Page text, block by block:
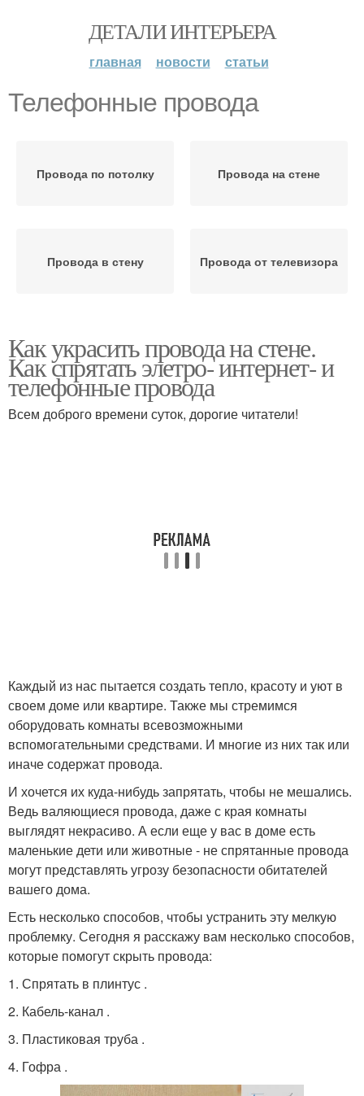
ДЕТАЛИ ИНТЕРЬЕРА
главная новости статьи
Телефонные провода
Провода по потолку Провода на стене
Провода в стену Провода от телевизора
Как украсить провода на стене.
Как спрятать элетро- интернет- и
телефонные провода
Всем доброго времени суток, дорогие читатели!
Каждый из нас пытается создать тепло, красоту и уют в
своем доме или квартире. Также мы стремимся
оборудовать комнаты всевозможными
вспомогательными средствами. И многие из них так или
иначе содержат провода.
И хочется их куда-нибудь запрятать, чтобы не мешались.
Ведь валяющиеся провода, даже с края комнаты
выглядят некрасиво. А если еще у вас в доме есть
маленькие дети или животные - не спрятанные провода
могут представлять угрозу безопасности обитателей
вашего дома.
Есть несколько способов, чтобы устранить эту мелкую
проблемку. Сегодня я расскажу вам несколько способов,
которые помогут скрыть провода:
1. Спрятать в плинтус .
2. Кабель-канал .
3. Пластиковая труба .
4. Гофра .